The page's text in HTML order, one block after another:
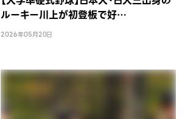
ルーキー川上が初登板で好…
2026年05月20日